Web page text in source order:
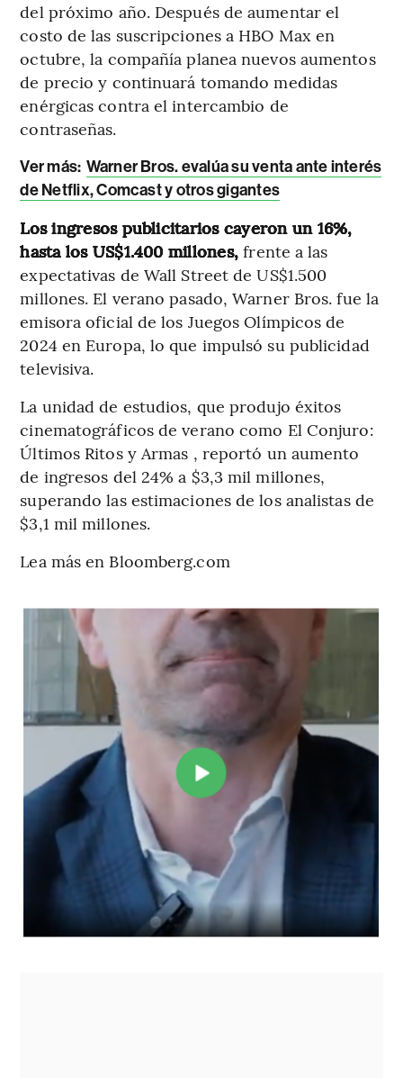
del próximo año. Después de aumentar el
costo de las suscripciones a HBO Max en
octubre, la compañía planea nuevos aumentos
de precio y continuará tomando medidas
enérgicas contra el intercambio de
contraseñas.
Ver más: Warner Bros. evalúa su venta ante interés
de Netflix, Comcast y otros gigantes
Los ingresos publicitarios cayeron un 16%,
hasta los US$1.400 millones,frente a las
expectativas de Wall Street de US$1.500
millones. El verano pasado, Warner Bros. fue la
emisora ​​oficial de los Juegos Olímpicos de
2024 en Europa, lo que impulsó su publicidad
televisiva.
La unidad de estudios, que produjo éxitos
cinematográficos de verano como El Conjuro:
Últimos Ritos y Armas , reportó un aumento
de ingresos del 24% a $3,3 mil millones,
superando las estimaciones de los analistas de
$3,1 mil millones.
Lea más en Bloomberg.com